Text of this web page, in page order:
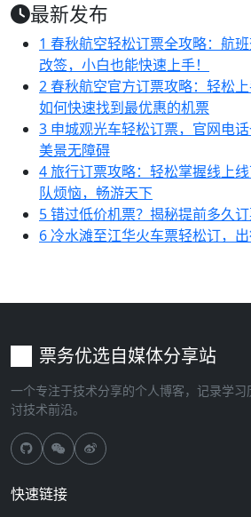
最新发布
1 春秋航空轻松订票全攻略：航
改签，小白也能快速上手！
2春秋航空官方订票攻略：轻松
如何快速找到最优惠的机票
3 申城观光车轻松订票，官网电
美景无障碍
4旅行订票攻略：轻松掌握线上
队烦恼，畅游天下
5错过低价机票？揭秘提前多久
6 冷水滩至江华火车票轻松订，
票务优选自媒体分享站
一个专注于技术分享的个人博客，记录学
讨技术前沿。
快速链接